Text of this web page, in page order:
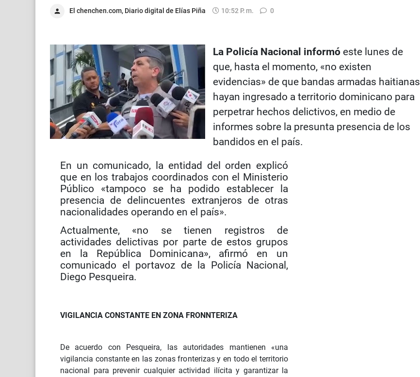
El chenchen.com, Diario digital de Elías Piña 10:52 P. M. 0
La Policía Nacional informó este lunes de
que, hasta el momento, «no existen
evidencias» de que bandas armadas haitianas
hayan ingresado a territorio dominicano para
perpetrar hechos delictivos, en medio de
informes sobre la presunta presencia de los
bandidos en el país.
En un comunicado, la entidad del orden explicó
que en los trabajos coordinados con el Ministerio
Público «tampoco se ha podido establecer la
presencia de delincuentes extranjeros de otras
nacionalidades operando en el país».
Actualmente, «no se tienen registros de
actividades delictivas por parte de estos grupos
en la República Dominicana», afirmó en un
comunicado el portavoz de la Policía Nacional,
Diego Pesqueira.
VIGILANCIA CONSTANTE EN ZONA FRONNTERIZA
De acuerdo con Pesqueira, las autoridades mantienen «una
vigilancia constante en las zonas fronterizas y en todo el territorio
nacional para prevenir cualquier actividad ilícita y garantizar la